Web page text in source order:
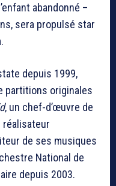
abandonné –
sera propulsé star
depuis 1999,
partitions originales
, un chef-d’œuvre de
réalisateur
de ses musiques
National de
depuis 2003.